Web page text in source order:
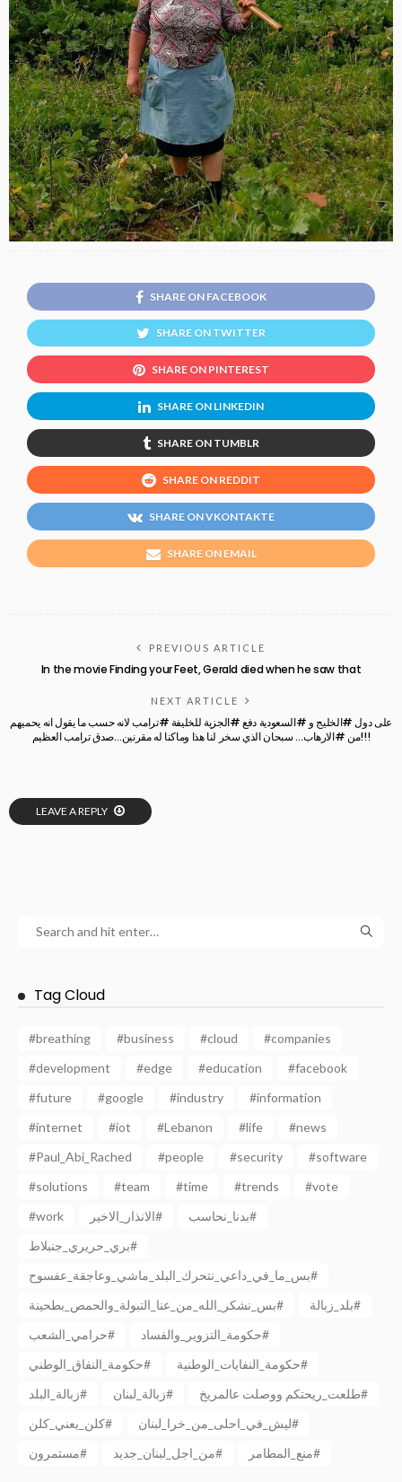
SHARE ON FACEBOOK
SHARE ON TWITTER
SHARE ON PINTEREST
SHARE ON LINKEDIN
SHARE ON TUMBLR
SHARE ON REDDIT
SHARE ON VKONTAKTE
SHARE ON EMAIL
PREVIOUS ARTICLE
In the movie Finding your Feet, Gerald died when he saw that
NEXT ARTICLE
على دول #الخليج و #السعودية دفع #الجزية للخليفة #ترامب لانه حسب ما يقول انه يحميهم
من #الارهاب… سبحان الذي سخر لنا هذا وماكنا له مقرنين…صدق ترامب العظيم!!!
LEAVE A REPLY
Tag Cloud
#breathing #business #cloud
#companies
#development
#edge #education
#facebook
#future
#google #industry
#information
#internet
#iot #Lebanon #life
#news
#Paul_Abi_Rached
#people #security
#software
#solutions
#team #time #trends
#vote
#work
الانذار_الاخير#
بدنا_نحاسب#
بري_حريري_جنبلاط#
بس_ما_في_داعي_نتحرك_البلد_ماشي_وعاجقة_عفسوح#
بس_نشكر_الله_من_عنا_التبولة_والحمص_بطحينة#
بلد_زبالة#
حرامي_الشعب#
حكومة_التزوير_والفساد#
حكومة_النفاق_الوطني#
حكومة_النفايات_الوطنية#
زبالة_البلد#
زبالة_لبنان#
طلعت_ريحتكم ووصلت عالمريخ#
كلن_يعني_كلن#
ليش_في_احلى_من_خرا_لبنان#
مستمرون#
من_اجل_لبنان_جديد# منع_المطامر#